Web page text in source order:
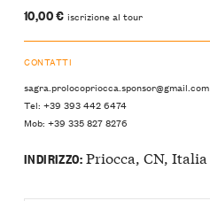
10,00 € iscrizione al tour
CONTATTI
sagra.prolocopriocca.sponsor@gmail.com
Tel: +39 393 442 6474
Mob: +39 335 827 8276
INDIRIZZO:Priocca, CN, Italia